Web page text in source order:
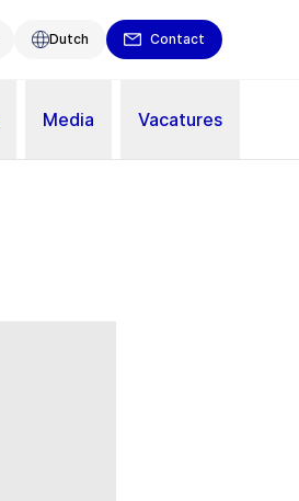
Dutch Contact
Media Vacatures